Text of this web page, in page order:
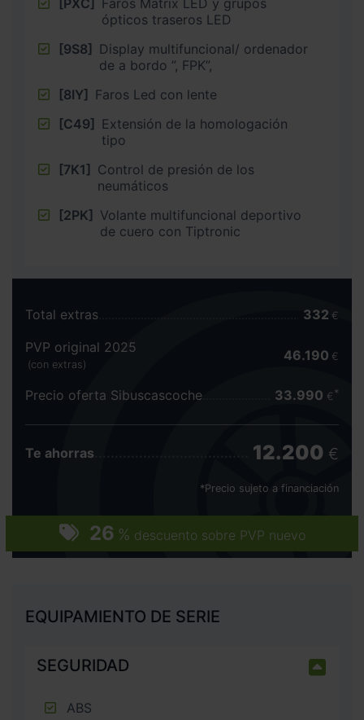
[PXC]
Faros Matrix LED y grupos
ópticos traseros LED
[9S8] Display multifuncional/ ordenador
de a bordo ”, FPK”,
[8IY] Faros Led con lente
[C49] Extensión de la homologación
tipo
[7K1] Control de presión de los
neumáticos
[2PK] Volante multifuncional deportivo
de cuero con Tiptronic
26 % descuento sobre PVP nuevo
Total extras 332 €
PVP original 2025
(con extras)
46.190 €
Precio oferta Sibuscascoche 33.990 €
Te ahorras 12.200 €
*Precio sujeto a financiación
EQUIPAMIENTO DE SERIE
SEGURIDAD
ABS